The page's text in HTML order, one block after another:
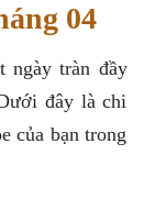
04
ngày tràn đầy
đây là chi
của bạn trong